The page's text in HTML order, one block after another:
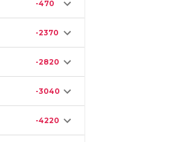
-470
-2370
-2820
-3040
-4220